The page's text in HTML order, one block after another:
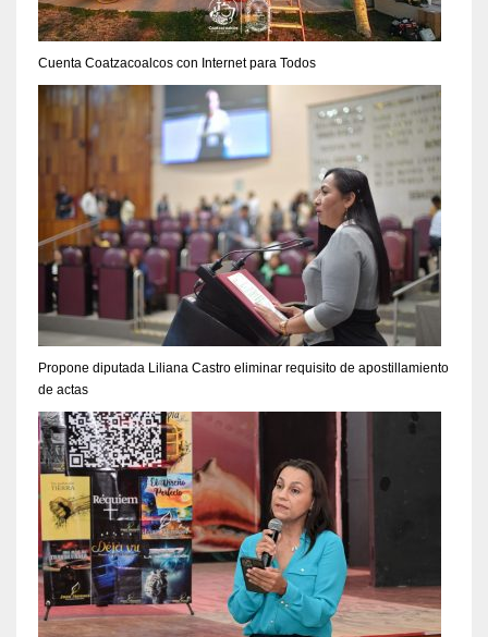
Cuenta Coatzacoalcos con Internet para Todos
Propone diputada Liliana Castro eliminar requisito de apostillamiento
de actas